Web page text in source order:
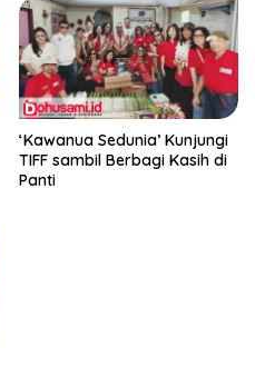
‘Kawanua Sedunia’ Kunjungi
TIFF sambil Berbagi Kasih di
Panti